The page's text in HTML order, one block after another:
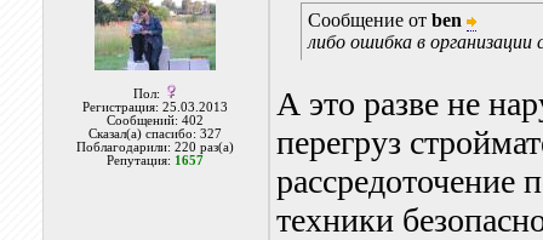
Пол:
Регистрация: 25.03.2013
Сообщений: 402
Сказал(а) спасибо: 327
Поблагодарили: 220 раз(а)
Репутация: 1657
Сообщение от ben
либо ошибка в
А это разве не
перегруз
техники